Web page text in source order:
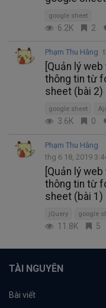
google sheet
6.2K 2
Phạm Thu Hằng
[Quản lý
thông tin từ
sheet (bài 2)
google sheet
3.6K 0
Phạm Thu Hằng
thg 6 18, 2019
[Quản lý
thông tin từ
sheet (bài 1)
jQuery google
11.8K 5
TÀI NGUYÊN
Bài viết